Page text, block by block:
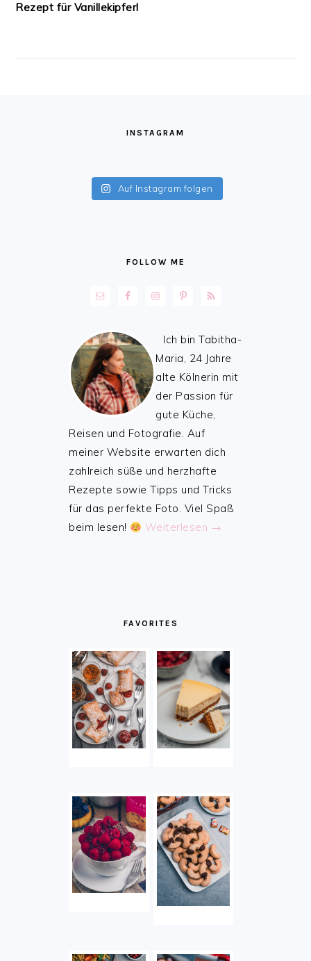
Rezept für Vanillekipferl
INSTAGRAM
Auf Instagram folgen
FOLLOW ME
Ich bin Tabitha-
Maria, 24 Jahre
alte Kölnerin mit
der Passion für
gute Küche,
Reisen und Fotografie. Auf
meiner Website erwarten dich
zahlreich süße und herzhafte
Rezepte sowie Tipps und Tricks
für das perfekte Foto. Viel Spaß
beim lesen!
Weiterlesen →
FAVORITES